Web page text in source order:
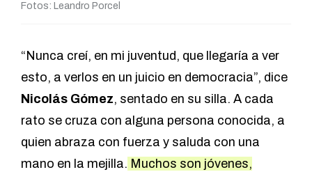
Fotos: Leandro Porcel
“Nunca creí, en mi juventud, que llegaría a ver
esto, a verlos en un juicio en democracia”, dice
Nicolás Gómez, sentado en su silla. A cada
rato se cruza con alguna persona conocida, a
quien abraza con fuerza y saluda con una
mano en la mejilla. Muchos son jóvenes,